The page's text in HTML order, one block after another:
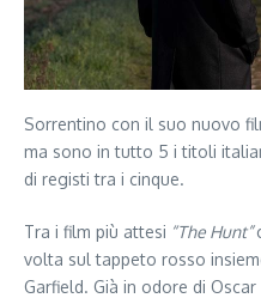
Sorrentino con il suo nuovo
ma sono in tutto 5 i titoli
di registi tra i cinque.
Tra i film più attesi “The Hunt”
volta sul tappeto rosso
Garfield. Già in odore di Oscar